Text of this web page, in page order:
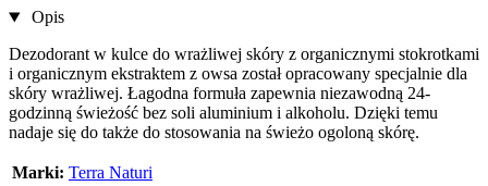
Opis
Dezodorant w kulce do wrażliwej skóry z organicznymi stokrotkami
i organicznym ekstraktem z owsa został opracowany specjalnie dla
skóry wrażliwej. Łagodna formuła zapewnia niezawodną 24-
godzinną świeżość bez soli aluminium i alkoholu. Dzięki temu
nadaje się do także do stosowania na świeżo ogoloną skórę.
Marki: Terra Naturi